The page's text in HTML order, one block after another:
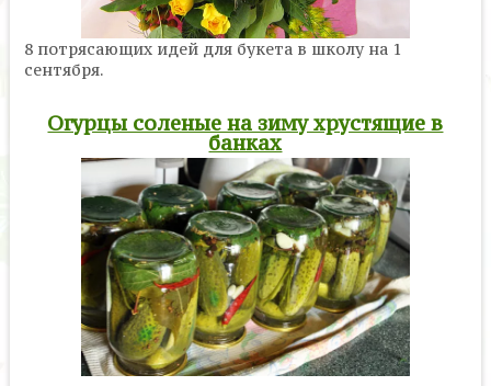
8 потрясающих идей для букета в школу на 1
сентября.
Огурцы соленые на зиму хрустящие в
банках